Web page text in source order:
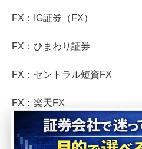
FX：IG証券（FX）
FX：ひまわり証券
FX：セントラル短資FX
FX：楽天FX
クレジットカード︰MUJI Card